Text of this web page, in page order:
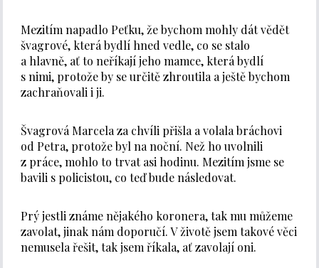
Mezitím napadlo Peťku, že bychom mohly dát vědět
švagrové, která bydlí hned vedle, co se stalo
a hlavně, ať to neříkají jeho mamce, která bydlí
s nimi, protože by se určitě zhroutila a ještě bychom
zachraňovali i ji.
Švagrová Marcela za chvíli přišla a volala bráchovi
od Petra, protože byl na noční. Než ho uvolnili
z práce, mohlo to trvat asi hodinu. Mezitím jsme se
bavili s policistou, co teď bude následovat.
Prý jestli známe nějakého koronera, tak mu můžeme
zavolat, jinak nám doporučí. V životě jsem takové věci
nemusela řešit, tak jsem říkala, ať zavolají oni.